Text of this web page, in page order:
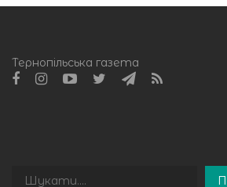
Тернопільська газета
Пошук